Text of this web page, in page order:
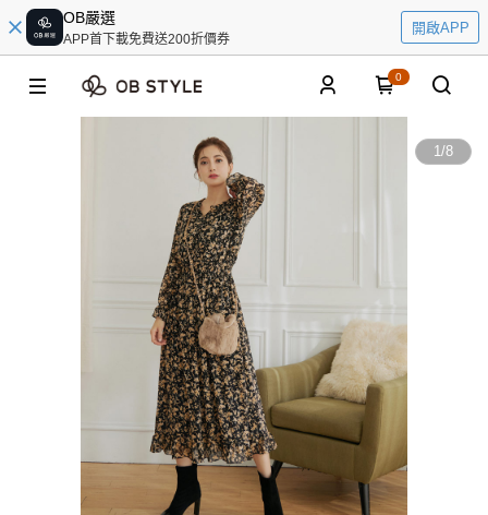
OB嚴選
APP首下載免費送200折價券
開啟APP
0
1/8